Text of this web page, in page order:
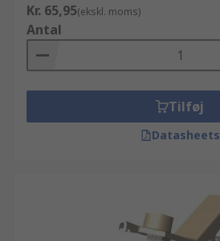
Kr. 65,95(ekskl. moms)
Antal
Tilføj
Datasheets